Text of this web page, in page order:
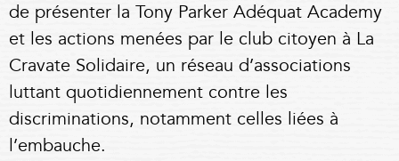
de présenter la Tony Parker Adéquat Academy
et les actions menées par le club citoyen à La
Cravate Solidaire, un réseau d’associations
luttant quotidiennement contre les
discriminations, notamment celles liées à
l’embauche.